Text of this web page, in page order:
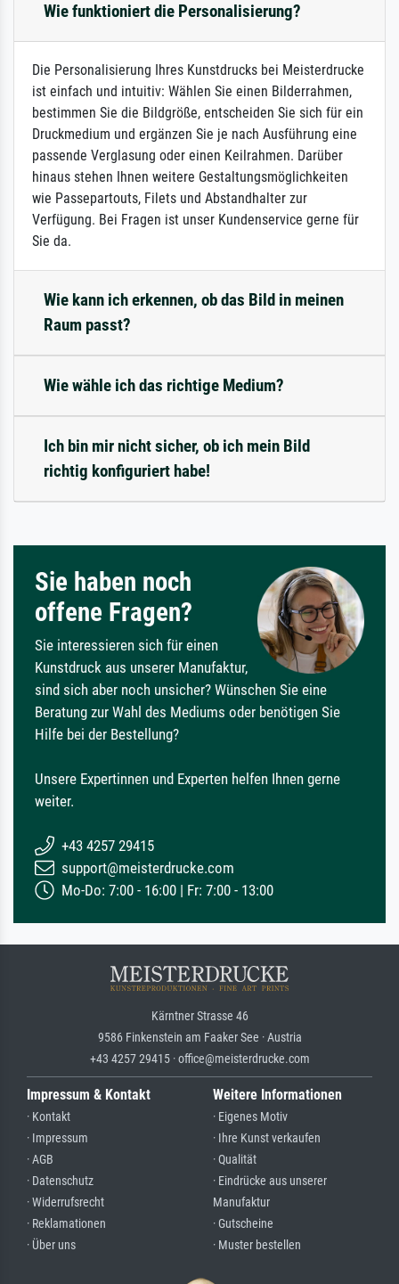
Wie funktioniert die Personalisierung?
Die Personalisierung Ihres Kunstdrucks bei Meisterdrucke
ist einfach und intuitiv: Wählen Sie einen Bilderrahmen,
bestimmen Sie die Bildgröße, entscheiden Sie sich für ein
Druckmedium und ergänzen Sie je nach Ausführung eine
passende Verglasung oder einen Keilrahmen. Darüber
hinaus stehen Ihnen weitere Gestaltungsmöglichkeiten
wie Passepartouts, Filets und Abstandhalter zur
Verfügung. Bei Fragen ist unser Kundenservice gerne für
Sie da.
Wie kann ich erkennen, ob das Bild in meinen
Raum passt?
Wie wähle ich das richtige Medium?
Ich bin mir nicht sicher, ob ich mein Bild
richtig konfiguriert habe!
Sie haben noch
offene Fragen?
Sie interessieren sich für einen
Kunstdruck aus unserer Manufaktur,
sind sich aber noch unsicher? Wünschen Sie eine
Beratung zur Wahl des Mediums oder benötigen Sie
Hilfe bei der Bestellung?
Unsere Expertinnen und Experten helfen Ihnen gerne
weiter.
+43 4257 29415
support@meisterdrucke.com
Mo-Do: 7:00 - 16:00 | Fr: 7:00 - 13:00
Kärntner Strasse 46
9586 Finkenstein am Faaker See · Austria
+43 4257 29415 · office@meisterdrucke.com
Impressum & Kontakt
· Kontakt
· Impressum
· AGB
· Datenschutz
· Widerrufsrecht
· Reklamationen
· Über uns
Weitere Informationen
· Eigenes Motiv
· Ihre Kunst verkaufen
· Qualität
· Eindrücke aus unserer
Manufaktur
· Gutscheine
· Muster bestellen